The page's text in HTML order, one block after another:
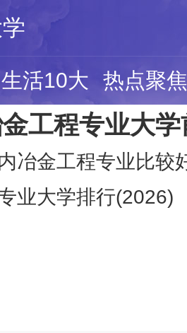
生活10大 热点聚焦
工程专业大
冶金工程专业比较
业大学排行(2026)